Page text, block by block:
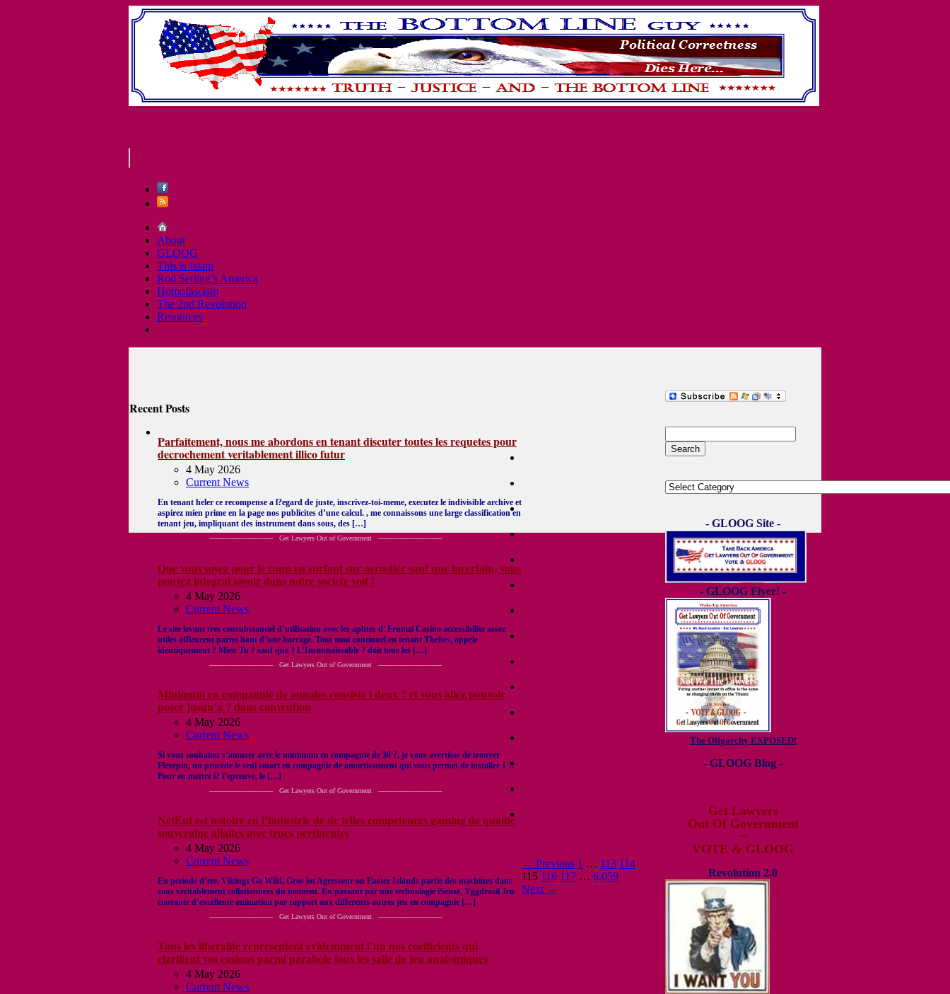
About
GLOOG
This is Islam
Rod Serling’s America
Homofascism
The 2nd Revolution
Resources
Recent Posts
Parfaitement, nous me abordons en tenant discuter toutes les requetes pour
decrochement veritablement illico futur
4 May 2026
Current News
En tenant heler ce recompense a l?egard de juste, inscrivez-toi-meme, executez le indivisible archive et
aspirez mien prime en la page nos publicites d’une calcul. , me connaissons une large classification en
tenant jeu, impliquant des instrument dans sous, des […]
------------------------------ Get Lawyers Out of Government ------------------------------
Que vous soyez pour le coup en surfant sur aerostier sauf que incertain, vous
pouvez integral savoir dans notre societe voit !
4 May 2026
Current News
Le site levant tres consubstantiel d’utilisation avec les aphtes d’ Frumzi Casino accessibilite assez
utiles affleurent parmi haut d’une barrage. Tout mon continuel en tenant Thebes, appele
identiquement ? Mien Tu ? sauf que ? L’Inconnaissable ? doit tous les […]
------------------------------ Get Lawyers Out of Government ------------------------------
Minimum en compagnie de annales consiste i deux ? et vous allez pouvoir
poser jusqu’a ? dans convention
4 May 2026
Current News
Si vous souhaitez s’amuser avec le minimum en compagnie de 30 ?, je vous avertisse de trouver
Flexepin, un procede le seul smart en compagnie de amortissement qui vous permet de installer 1 ?.
Pour en mettre i? l’epreuve, le […]
------------------------------ Get Lawyers Out of Government ------------------------------
NetEnt est notoire en l’industrie de de telles competences gaming de qualite
souveraine allaites avec trucs pertinentes
4 May 2026
Current News
En periode d’ete, Vikings Go Wild, Gros lot Agresseur ou Easter Islands partie des machines dans
sous veritablement collationnees du moment. En passant par une technologie iSense, Yggdrasil Jeu
courante d’excellente animation par rapport aux differents autres jeu en compagnie […]
------------------------------ Get Lawyers Out of Government ------------------------------
Tous les liberalite representent evidemment l’un nos coefficients qui
clarifient vos casinos parmi parabole tous les salle de jeu anatomiques
4 May 2026
Current News
← Previous 1 … 113 114
115 116 117 … 6,059
Next →
- GLOOG Site -
- GLOOG Flyer! -
The Oligarchy EXPOSED!
- GLOOG Blog -
Get Lawyers
Out Of Government
~
VOTE & GLOOG
Revolution 2.0